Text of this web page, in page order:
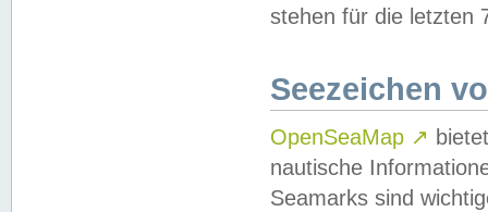
stehen für die letzten
Seezeichen
OpenSeaMap ↗
nautische
Seamarks sind